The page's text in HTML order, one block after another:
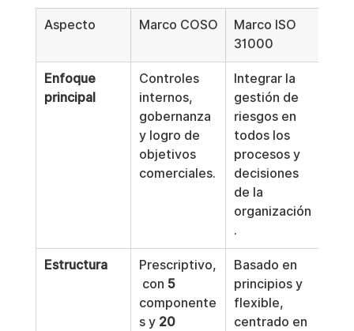
Aspecto Marco COSO
Marco ISO
31000
Enfoque
principal
Controles
internos,
gobernanza
y logro de
objetivos
comerciales.
Integrar la
gestión de
riesgos en
todos los
procesos y
decisiones
de la
organización
.
Estructura
Prescriptivo,
con 5
componente
s y 20
Basado en
principios y
flexible,
centrado en